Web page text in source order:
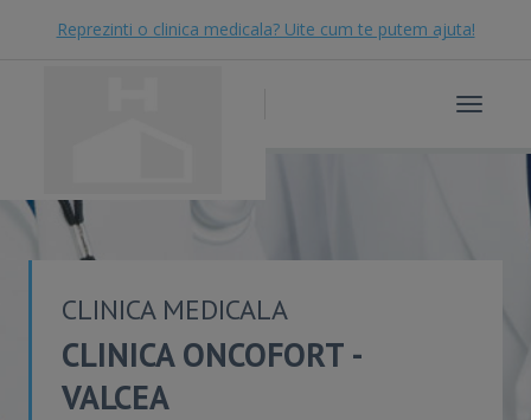
Reprezinti o clinica medicala? Uite cum te putem ajuta!
Toggle
CLINICA MEDICALA
CLINICA ONCOFORT -
VALCEA